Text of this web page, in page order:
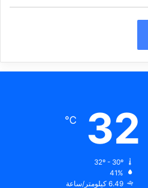
32
℃
41%
6.49 كيلومتر/ساعة